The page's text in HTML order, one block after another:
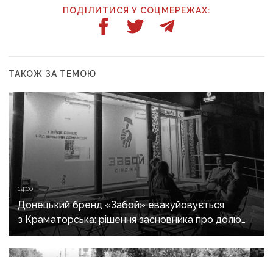
ПОДІЛИТИСЯ У СОЦМЕРЕЖАХ:
ТАКОЖ ЗА ТЕМОЮ
14:00
Донецький бренд «Забой» евакуйовується
з Краматорська: рішення засновника про долю
шоуруму біля фронту